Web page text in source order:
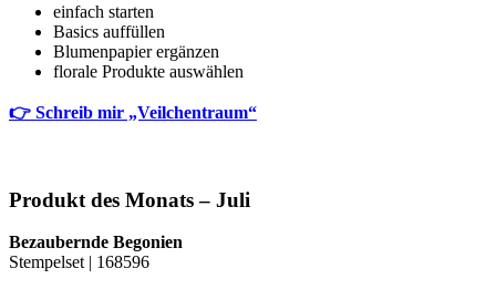
einfach starten
Basics auffüllen
Blumenpapier ergänzen
florale Produkte auswählen
👉 Schreib mir „Veilchentraum“
Produkt des Monats – Juli
Bezaubernde Begonien
Stempelset | 168596